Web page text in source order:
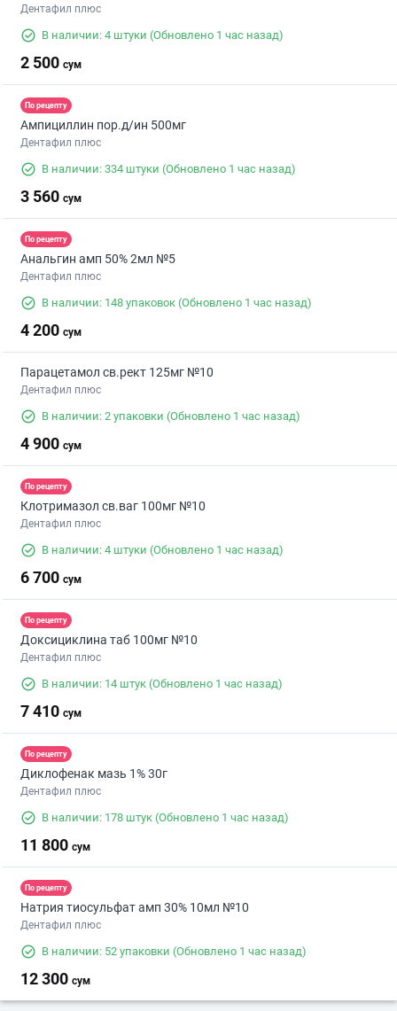
Дентафил плюс
В наличии: 4 штуки (Обновлено 1 час назад)
2 500 сум
По рецепту
Ампициллин пор.д/ин 500мг
Дентафил плюс
В наличии: 334 штуки (Обновлено 1 час назад)
3 560 сум
По рецепту
Анальгин амп 50% 2мл №5
Дентафил плюс
В наличии: 148 упаковок (Обновлено 1 час назад)
4 200 сум
Парацетамол св.рект 125мг №10
Дентафил плюс
В наличии: 2 упаковки (Обновлено 1 час назад)
4 900 сум
По рецепту
Клотримазол св.ваг 100мг №10
Дентафил плюс
В наличии: 4 штуки (Обновлено 1 час назад)
6 700 сум
По рецепту
Доксициклина таб 100мг №10
Дентафил плюс
В наличии: 14 штук (Обновлено 1 час назад)
7 410 сум
По рецепту
Диклофенак мазь 1% 30г
Дентафил плюс
В наличии: 178 штук (Обновлено 1 час назад)
11 800 сум
По рецепту
Натрия тиосульфат амп 30% 10мл №10
Дентафил плюс
В наличии: 52 упаковки (Обновлено 1 час назад)
12 300 сум